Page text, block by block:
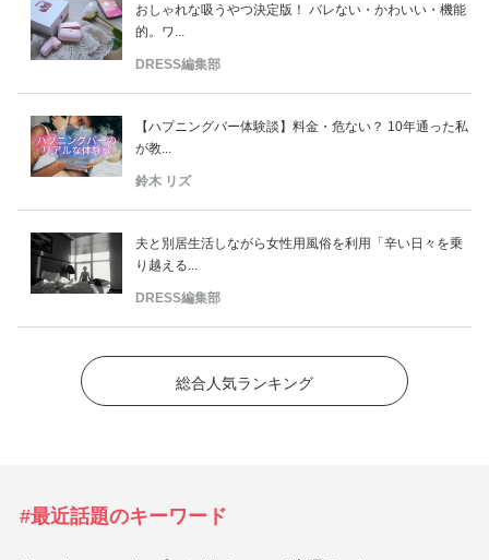
おしゃれな吸うやつ決定版！ バレない・かわいい・機能
的。ワ...
DRESS編集部
【ハプニングバー体験談】料金・危ない？ 10年通った私
が教...
鈴木 リズ
夫と別居生活しながら女性用風俗を利用「辛い日々を乗
り越える...
DRESS編集部
総合人気ランキング
#最近話題のキーワード